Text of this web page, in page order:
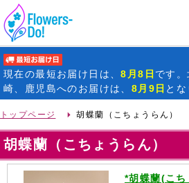
現在の最短お届け日 は、8月8日 です
崎、鹿児島へのお届けは、 8月9日 とな
トップページ 胡蝶蘭（こちょうらん）
胡蝶蘭（こちょうらん）
*胡蝶蘭(こ